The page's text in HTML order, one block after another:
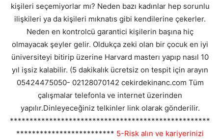
kişileri seçemiyorlar mı? Neden bazı kadınlar hep sorunlu
ilişkileri ya da kişileri mıknatıs gibi kendilerine çekerler.
Neden en kontrolcü garantici kişilerin başına hiç
olmayacak şeyler gelir. Oldukça zeki olan bir çocuk en iyi
üniversiteyi bitirip üzerine Harvard masterı yapıp nasıl 10
yıl işsiz kalabilir. (5 dakikalık ücretsiz on tespit için arayın
05424475050- 02128070142 cekirdekinanc.com Tüm
çalışmalar telefonla ve internet üzerinden
yapılır.Dinleyeceğiniz telkinler link olarak gönderilir.
***************************************************
************************* 5-Risk alın ve kariyerinizi